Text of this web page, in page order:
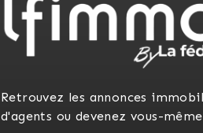
Retrouvez les annonces
d'agents ou devenez vous-